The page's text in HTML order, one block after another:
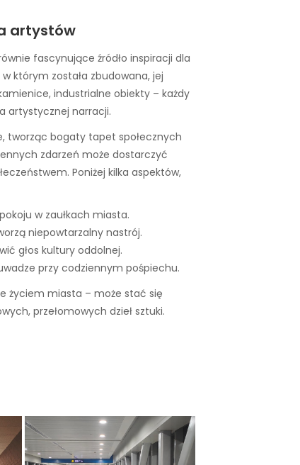
artystów
fascynujące źródło inspiracji dla
którym została zbudowana, jej
industrialne obiekty – każdy
artystycznej narracji.
tworząc bogaty tapet społecznych
zdarzeń może dostarczyć
Poniżej kilka aspektów,
w zaułkach miasta.
niepowtarzalny nastrój.
głos kultury oddolnej.
przy codziennym pośpiechu.
życiem miasta – może stać się
przełomowych dzieł sztuki.